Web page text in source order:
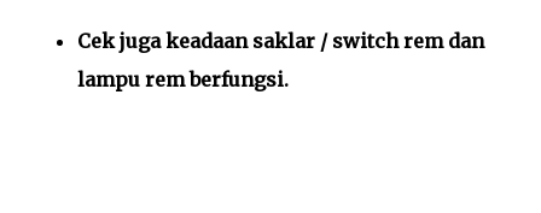
Cek juga keadaan saklar / switch rem dan
lampu rem berfungsi.